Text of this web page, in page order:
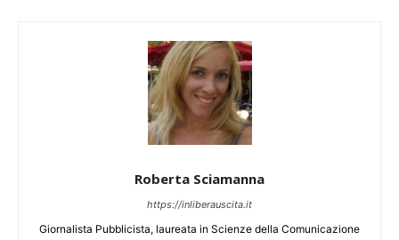
Roberta Sciamanna
https://inliberauscita.it
Giornalista Pubblicista, laureata in Scienze della Comunicazione